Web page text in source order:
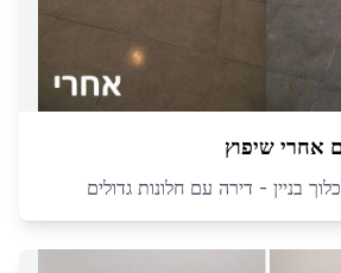
אחרי שיפוץ
בניין - דירה עם חלונות גדולים